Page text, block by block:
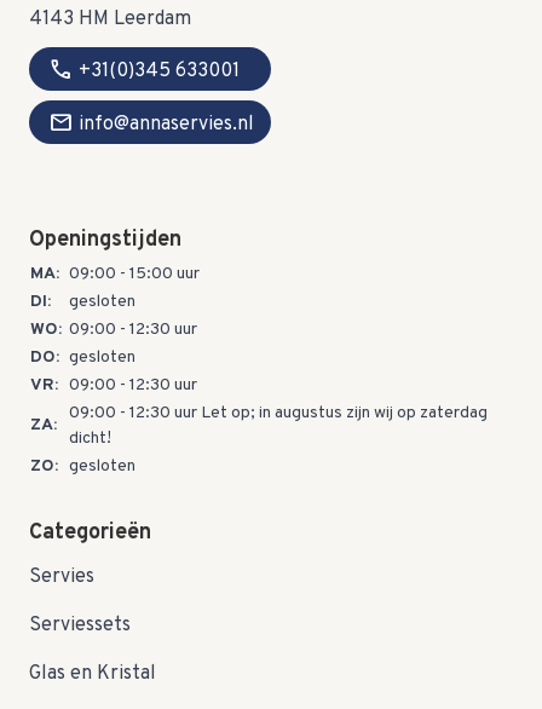
4143 HM Leerdam
call +31(0)345 633001
mail info@annaservies.nl
Openingstijden
MA: 09:00 - 15:00 uur
DI:
gesloten
WO: 09:00 - 12:30 uur
DO: gesloten
VR: 09:00 - 12:30 uur
ZA:
09:00 - 12:30 uur Let op; in augustus zijn wij op zaterdag
dicht!
ZO: gesloten
Categorieën
Servies
Serviessets
Glas en Kristal